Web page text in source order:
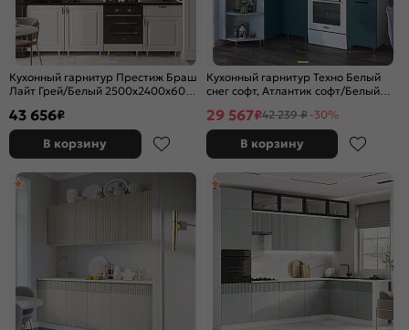
Кухонный гарнитур Престиж Браш
Лайт Грей/Белый 2500x2400x600
43 656₽
В корзину
Кухонный гарнитур Техно Белый
снег софт, Атлантик софт/Белый
29 567₽42 239 ₽ -30%
В корзину